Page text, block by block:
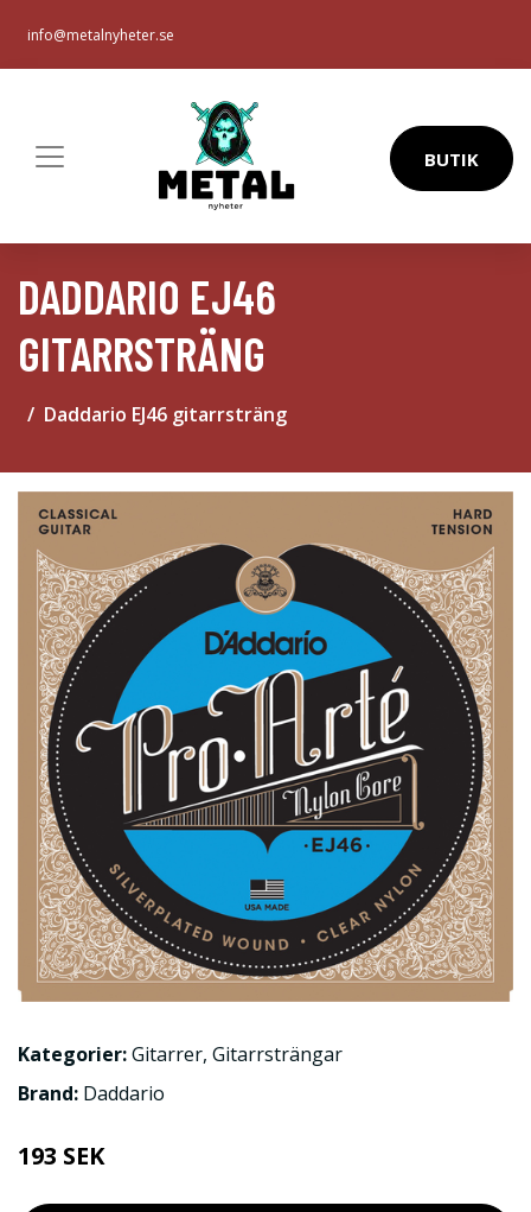
info@metalnyheter.se
BUTIK
DADDARIO EJ46
GITARRSTRÄNG
Daddario EJ46 gitarrsträng
Kategorier:Gitarrer, Gitarrsträngar
Brand: Daddario
193 SEK